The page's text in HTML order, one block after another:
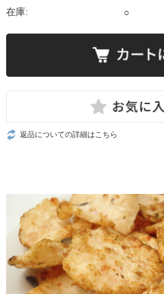
在庫: ○
返品についての詳細はこちら